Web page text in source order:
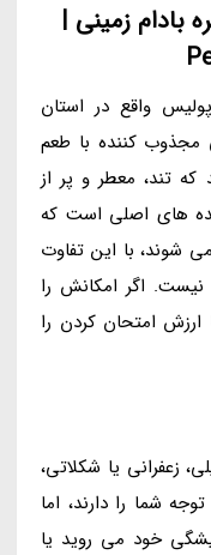
بادام زمینی |
واقع در استان
مجذوب کننده با طعم
که تند، معطر و پر از
های اصلی است که
شوند، با این تفاوت
اگر امکانش را
امتحان کردن را
زعفرانی یا شکلاتی،
شما را دارند، اما
خود می روید یا